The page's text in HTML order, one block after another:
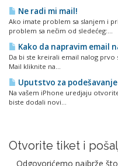
Ne radi mi mail!
Ako imate problem sa slanjem i
problem sa nečim od sledećeg:...
Kako da napravim email
Da bi ste kreirali email nalog
Mail kliknite na...
Uputstvo za
Na vašem iPhone uredjaju
biste dodali novi...
Otvorite tiket i
Odgovorićemo najbrže